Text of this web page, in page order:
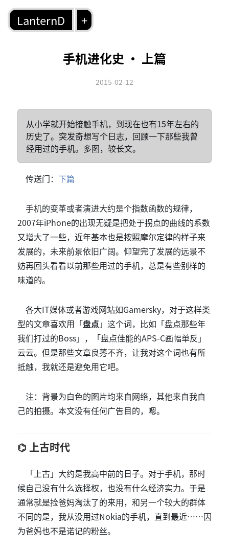
LanternD +
手机进化史 · 上篇
2015-02-12
从小学就开始接触手机，到现在也有15年左右的
历史了。突发奇想写个日志，回顾一下那些我曾
经用过的手机。多图，较长文。
传送门： 下篇
手机的变革或者演进大约是个指数函数的规律，
2007年iPhone的出现无疑是把处于拐点的曲线的系数
又增大了一些，近年基本也是按照摩尔定律的样子来
发展的，未来前景依旧广阔。仰望完了发展的远景不
妨再回头看看以前那些用过的手机，总是有些别样的
味道的。
各大IT媒体或者游戏网站如Gamersky，对于这样类
型的文章喜欢用「盘点 」这个词，比如「盘点那些年
我们打过的Boss」，「盘点佳能的APS-C画幅单反」
云云。但是那些文章良莠不齐，让我对这个词也有所
抵触，我就还是避免用它吧。
注：背景为白色的图片均来自网络，其他来自我自
己的拍摄。本文没有任何广告目的，嗯。
上古时代
「上古」大约是我高中前的日子。对于手机，那时
候自己没有什么选择权，也没有什么经济实力。于是
通常就是捡爸妈淘汰了的来用，和另一个较大的群体
不同的是，我从没用过Nokia的手机，直到最近……因
为爸妈也不是诺记的粉丝。